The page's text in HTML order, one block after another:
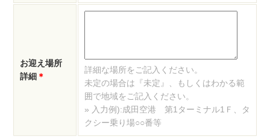
お迎え場所
詳細 ＊
詳細な場所をご記入ください。
未定の場合は『未定』、もしくはわかる範
囲で地域をご記入ください。
» 入力例):成田空港 第1ターミナル1Ｆ、タ
クシー乗り場○○番等